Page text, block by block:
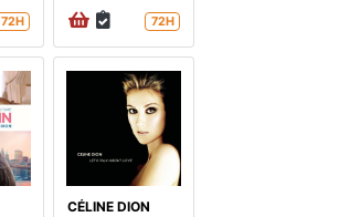
72H 72H
CÉLINE DION